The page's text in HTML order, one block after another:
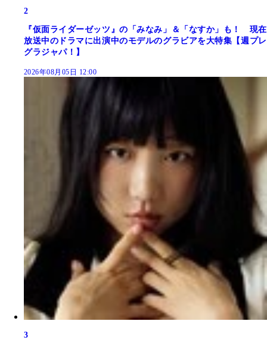
2
『仮面ライダーゼッツ』の「みなみ」＆「なすか」も！ 現在
放送中のドラマに出演中のモデルのグラビアを大特集【週プレ
グラジャパ！】
2026年08月05日 12:00
3